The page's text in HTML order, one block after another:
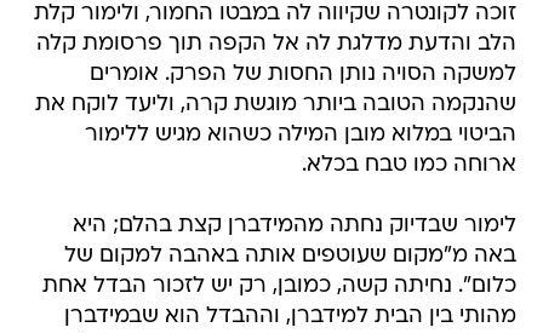
זוכה לקונטרה שקיווה לה במבטו החמור, ולימור קלת
הלב והדעת מדלגת לה אל הקפה תוך פרסומת קלה
למשקה הסויה נותן החסות של הפרק. אומרים
שהנקמה הטובה ביותר מוגשת קרה, וליעד לוקח את
הביטוי במלוא מובן המילה כשהוא מגיש ללימור
ארוחה כמו טבח בכלא.
לימור שבדיוק נחתה מהמידברן קצת בהלם; היא
באה מ"מקום שעוטפים אותה באהבה למקום של
כלום". נחיתה קשה, כמובן, רק יש לזכור הבדל אחת
מהותי בין הבית למידברן, וההבדל הוא שבמידברן